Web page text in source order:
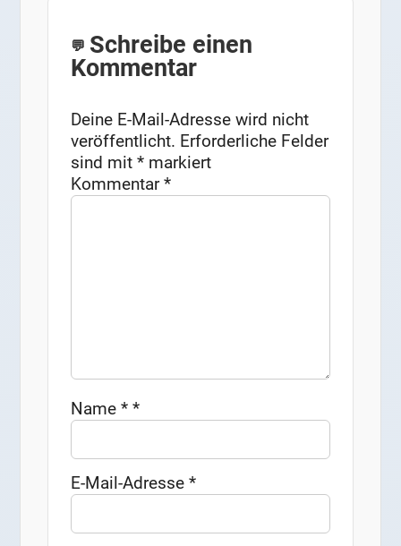
Schreibe einen
Kommentar
Deine E-Mail-Adresse wird nicht
veröffentlicht. Erforderliche Felder
sind mit* markiert
Kommentar*
Name* *
E-Mail-Adresse*